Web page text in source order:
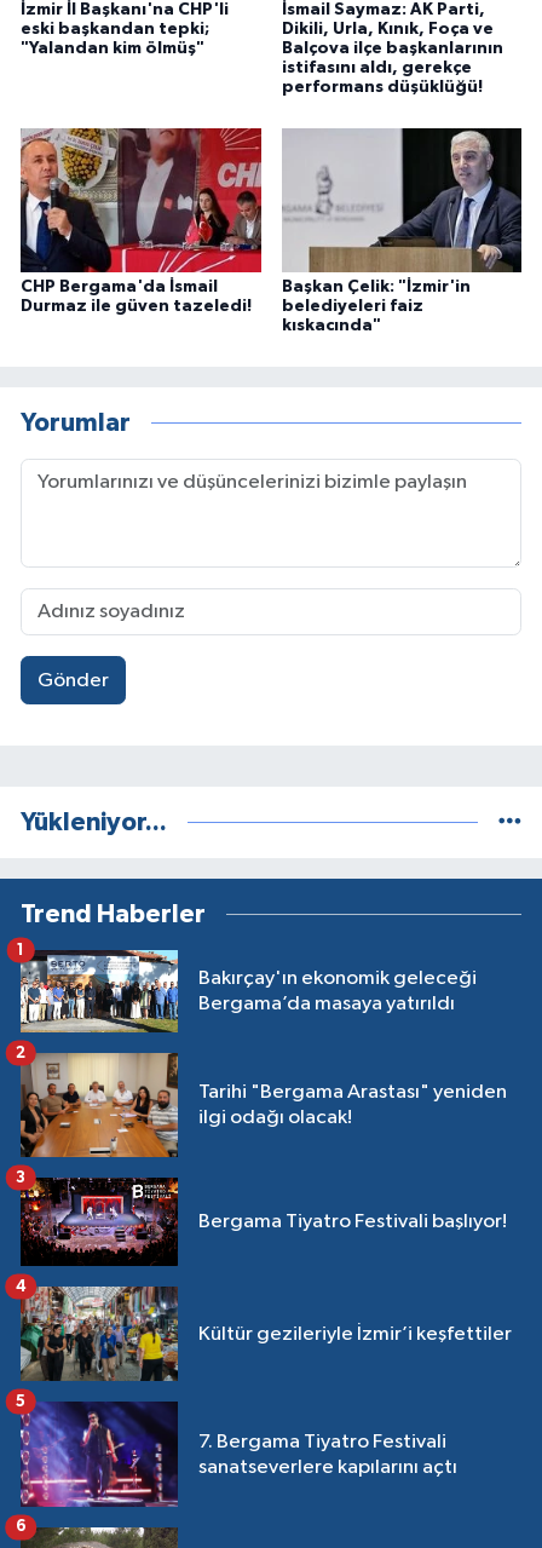
İzmir İl Başkanı'na CHP'li
eski başkandan tepki;
"Yalandan kim ölmüş"
İsmail Saymaz: AK Parti,
Dikili, Urla, Kınık, Foça ve
Balçova ilçe başkanlarının
istifasını aldı, gerekçe
performans düşüklüğü!
CHP Bergama'da İsmail
Durmaz ile güven tazeledi!
Başkan Çelik: "İzmir'in
belediyeleri faiz
kıskacında"
Yorumlar
Gönder
Yükleniyor...
Trend Haberler
Bakırçay'ın ekonomik geleceği
Bergama’da masaya yatırıldı
1
Tarihi "Bergama Arastası" yeniden
ilgi odağı olacak!
2
Bergama Tiyatro Festivali başlıyor!
3
Kültür gezileriyle İzmir’i keşfettiler
4
7. Bergama Tiyatro Festivali
sanatseverlere kapılarını açtı
5
6